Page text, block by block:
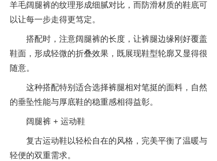
羊毛阔腿裤的纹理形成细腻对比，而防滑材质的鞋底可
以让每一步走得更笃定。
搭配时，注意阔腿裤的长度，让裤腿边缘刚好覆盖
鞋面，形成轻微的折叠效果，既展现鞋型轮廓又显得很
随意。
这种搭配特别适合选择裤腿相对笔挺的面料，自然
的垂坠性能与厚底鞋的稳重感相得益彰。
阔腿裤 + 运动鞋
复古运动鞋以轻松自在的风格，完美平衡了温暖与
轻便的双重需求。